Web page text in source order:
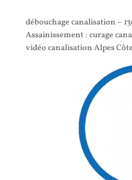
débouchage canalisation –
Assainissement : curage
vidéo canalisation Alpes